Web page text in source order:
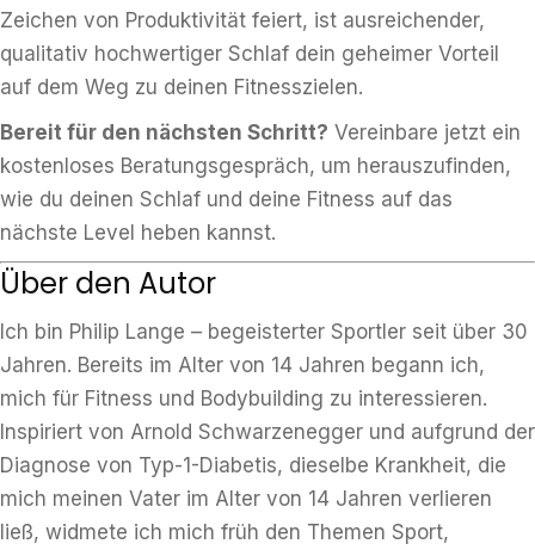
Zeichen von Produktivität feiert, ist ausreichender,
qualitativ hochwertiger Schlaf dein geheimer Vorteil
auf dem Weg zu deinen Fitnesszielen.
Bereit für den nächsten Schritt? Vereinbare jetzt ein
kostenloses Beratungsgespräch, um herauszufinden,
wie du deinen Schlaf und deine Fitness auf das
nächste Level heben kannst.
Über den Autor
Ich bin Philip Lange – begeisterter Sportler seit über 30
Jahren. Bereits im Alter von 14 Jahren begann ich,
mich für Fitness und Bodybuilding zu interessieren.
Inspiriert von Arnold Schwarzenegger und aufgrund der
Diagnose von Typ-1-Diabetis, dieselbe Krankheit, die
mich meinen Vater im Alter von 14 Jahren verlieren
ließ, widmete ich mich früh den Themen Sport,